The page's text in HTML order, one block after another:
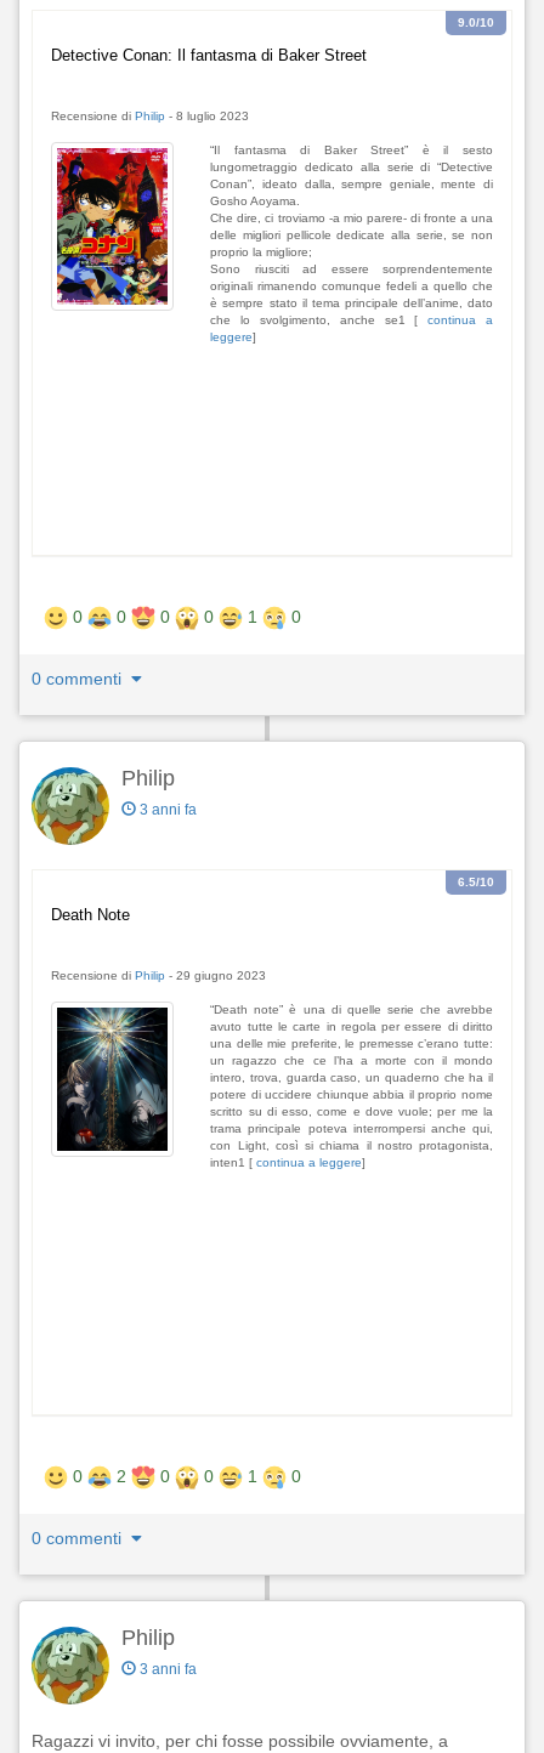
Detective Conan: Il fantasma di Baker Street
9.0/10
Recensione di Philip - 8 luglio 2023
“Il fantasma di Baker Street” è il sesto
lungometraggio dedicato alla serie di “Detective
Conan”, ideato dalla, sempre geniale, mente di
Gosho Aoyama.
Che dire, ci troviamo -a mio parere- di fronte a una
delle migliori pellicole dedicate alla serie, se non
proprio la migliore;
Sono riusciti ad essere sorprendentemente
originali rimanendo comunque fedeli a quello che
è sempre stato il tema principale dell’anime, dato
che lo svolgimento, anche se1 [continua a
leggere]
0 0 0 0 1 0
0 commenti
Philip
3 anni fa
Death Note
6.5/10
Recensione di Philip - 29 giugno 2023
“Death note” è una di quelle serie che avrebbe
avuto tutte le carte in regola per essere di diritto
una delle mie preferite, le premesse c’erano tutte:
un ragazzo che ce l’ha a morte con il mondo
intero, trova, guarda caso, un quaderno che ha il
potere di uccidere chiunque abbia il proprio nome
scritto su di esso, come e dove vuole; per me la
trama principale poteva interrompersi anche qui,
con Light, così si chiama il nostro protagonista,
inten1 [continua a leggere]
0 2 0 0 1 0
0 commenti
Philip
3 anni fa
Ragazzi vi invito, per chi fosse possibile ovviamente, a